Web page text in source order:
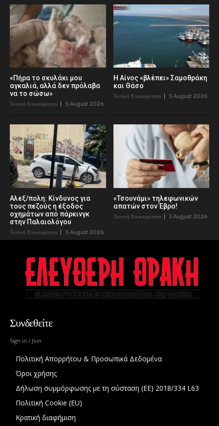
«Πήρα το σκυλάκι μου
αγκαλιά, αλλά δεν πρόλαβα
να το σώσω»
Τοπική Επικαιρότητα 5 August 2026
Η Αίνος «βλέπει» Σαμοθράκη
και Θάσο
Τοπική Επικαιρότητα 5 August 2026
Αλεξ/πολη: Κίνδυνος για
τους πεζούς η έξοδος
οχημάτων από πάρκινγκ
στην Παλαιολόγου
Τοπική Επικαιρότητα 5 August 2026
«Τσουνάμι» τηλεφωνικών
απατών στον Έβρο!
Τοπική Επικαιρότητα 5 August 2026
Συνδεθείτε
Sign in / Join
Πολιτική Απορρήτου & Προσωπικά Δεδομένα
Όροι χρήσης
Δήλωση συμμόρφωσης με τη σύσταση (ΕΕ) 2018/334 L63
Πολιτική Cookie (EU)
Κρατική διαφήμιση